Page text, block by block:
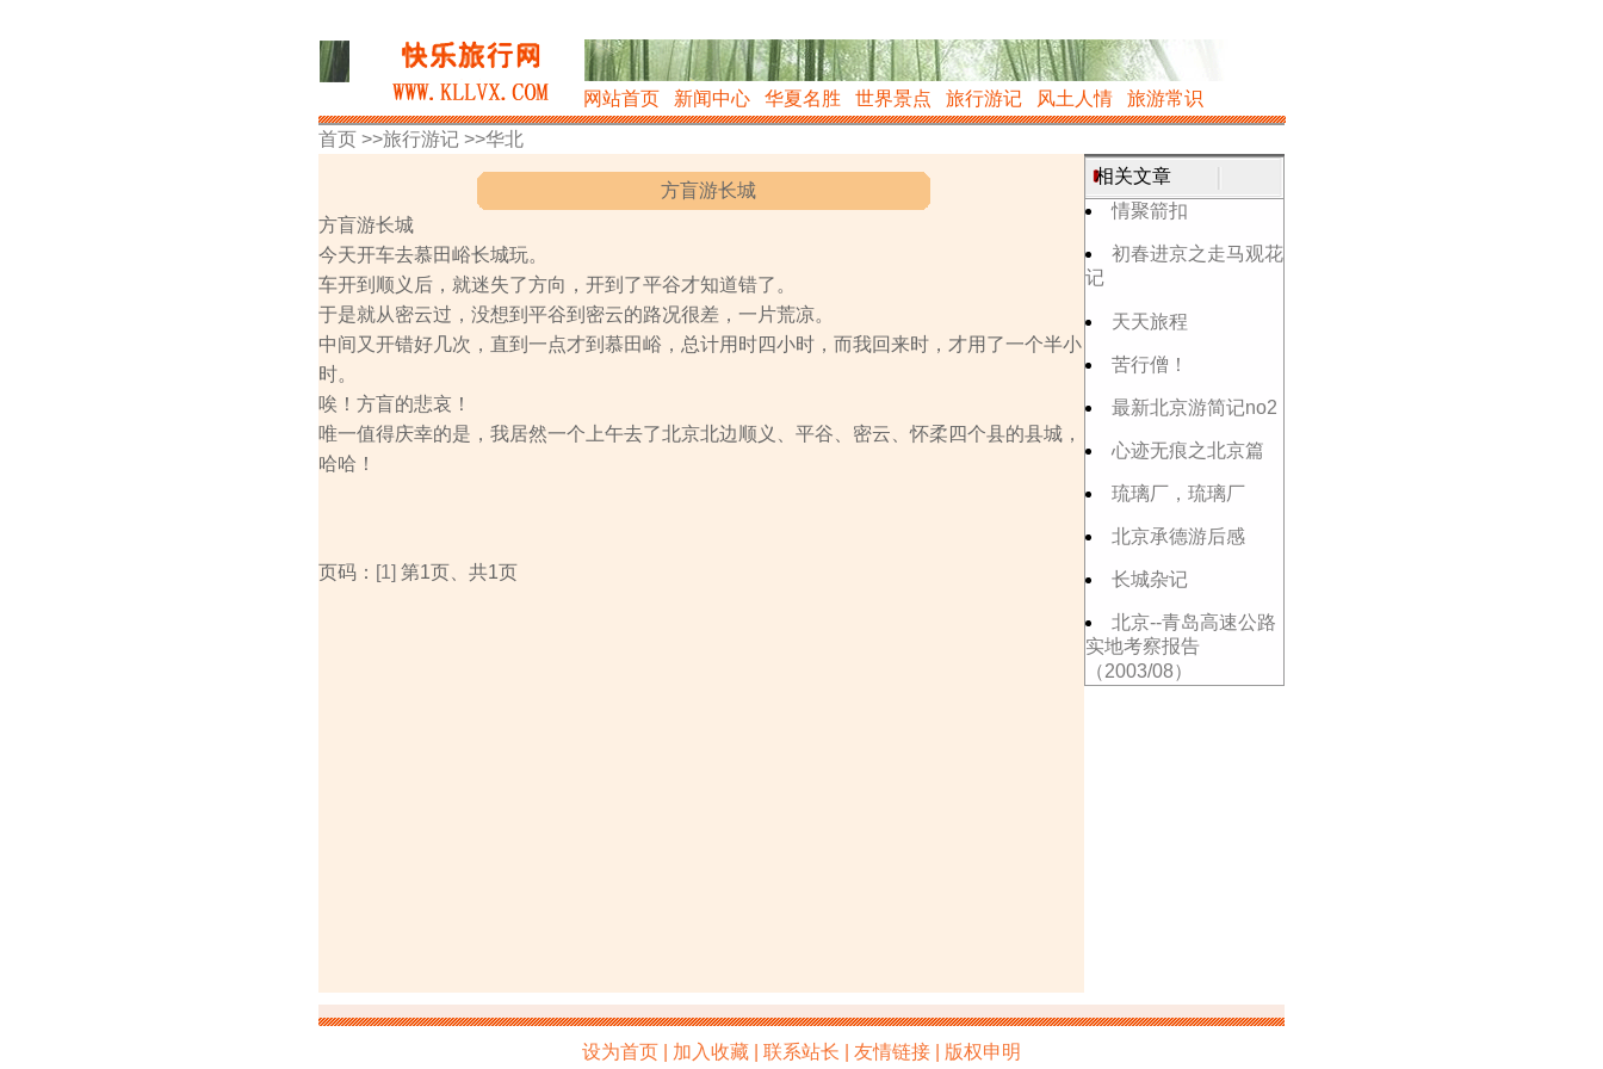
网站首页 新闻中心 华夏名胜 世界景点 旅行游记 风土人情
旅游常识
首页 >>旅行游记 >>华北
相关文章
情聚箭扣
初春进京之走马观花
记
天天旅程
苦行僧！
最新北京游简记no2
心迹无痕之北京篇
琉璃厂，琉璃厂
北京承德游后感
长城杂记
北京--青岛高速公路
实地考察报告
（2003/08）
方盲游长城
方盲游长城
今天开车去慕田峪长城玩。
车开到顺义后，就迷失了方向，开到了平谷才知道错了。
于是就从密云过，没想到平谷到密云的路况很差，一片荒凉。
中间又开错好几次，直到一点才到慕田峪，总计用时四小时，而我回来时，才用了一个半小
时。
唉！方盲的悲哀！
唯一值得庆幸的是，我居然一个上午去了北京北边顺义、平谷、密云、怀柔四个县的县城，
哈哈！
页码： [1] 第1页、共1页
设为首页 | 加入收藏 | 联系站长 | 友情链接 | 版权申明